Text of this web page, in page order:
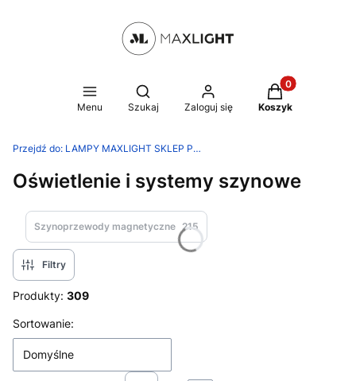
Menu
Otwórz wyszukiwarkę
Szukaj Zaloguj się
Produkty w
Koszyk
Przejdź do: LAMPY MAXLIGHT SKLEP PRODUCENTA
Oświetlenie i systemy szynowe
Szynoprzewody magnetyczne 215
Filtry
Produkty: 309
Lista produktów
Sortowanie:
Domyślne